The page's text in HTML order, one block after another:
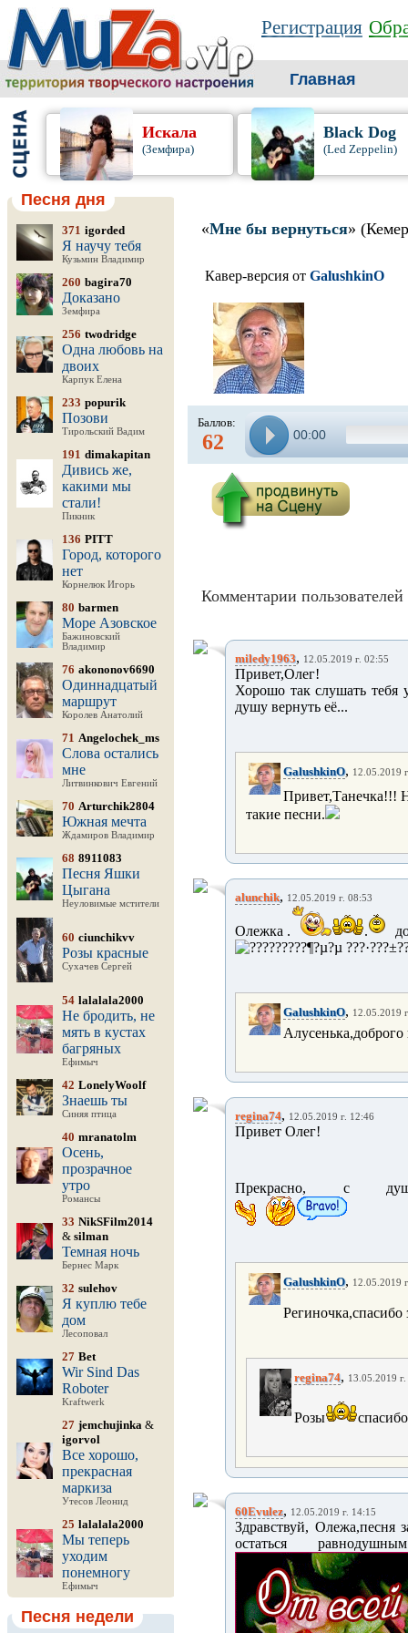
Регистрация
Главная
Искала
(Земфира)
Black Dog
(Led Zeppelin)
Песня дня
371 igorded
Я научу тебя
Кузьмин Владимир
260 bagira70
Доказано
Земфира
256 twodridge
Одна любовь на
двоих
Карпук Елена
233 popurik
Позови
Тирольский Вадим
191 dimakapitan
Дивись же,
какими мы
стали!
Пикник
136 PITT
Город, которого
нет
Корнелюк Игорь
80 barmen
Море Азовское
Бажиновский
Владимир
76 akononov6690
Одиннадцатый
маршрут
Королев Анатолий
71 Angelochek_ms
Слова остались
мне
Литвинкович Евгений
70 Arturchik2804
Южная мечта
Ждамиров Владимир
68 8911083
Песня Яшки
Цыгана
Неуловимые мстители
60 ciunchikvv
Розы красные
Сухачев Сергей
54 lalalala2000
Не бродить, не
мять в кустах
багряных
Ефимыч
42 LonelyWoolf
Знаешь ты
Синяя птица
40 mranatolm
Осень,
прозрачное
утро
Романсы
33 NikSFilm2014
& silman
Темная ночь
Бернес Марк
32 sulehov
Я куплю тебе
дом
Лесоповал
27 Bet
Wir Sind Das
Roboter
Kraftwerk
27 jemchujinka &
igorvol
Все хорошо,
прекрасная
маркиза
Утесов Леонид
25 lalalala2000
Мы теперь
уходим
понемногу
Ефимыч
Песня недели
«Мне бы вернуться»
Кавер-версия от GalushkinO
Баллов:
62 00:00
Комментарии пользователей
miledy1963, 12.05.2019 г. 02:55
Привет,Олег!
Хорошо так слушать
душу вернуть её...
GalushkinO, 12.05.2019
Привет,Танечка!!!
такие песни.
alunchik, 12.05.2019 г. 08:53
Олежка . .
GalushkinO, 12.05.2019
Алусенька,доброго
regina74, 12.05.2019 г. 12:46
Привет Олег!
Прекрасно, с
GalushkinO, 12.05.2019
Региночка,спасибо
regina74, 13.05.2019
Розы
60Evulez, 12.05.2019 г. 14:15
Здравствуй, Олежа,песня
остаться